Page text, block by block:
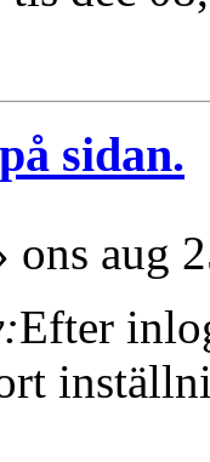
sidan.
ons aug
Efter